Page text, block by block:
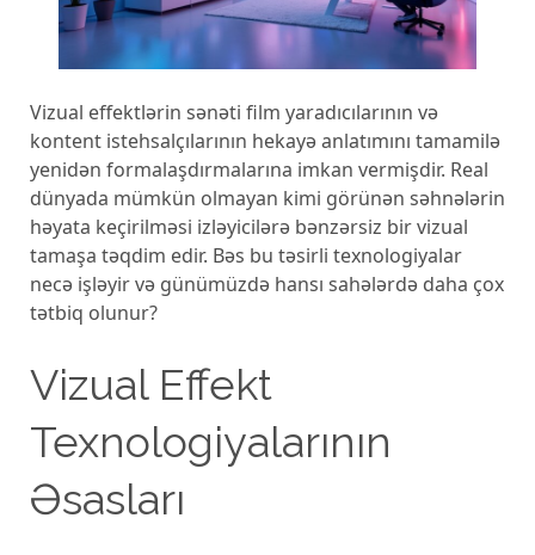
Vizual effektlərin sənəti film yaradıcılarının və
kontent istehsalçılarının hekayə anlatımını tamamilə
yenidən formalaşdırmalarına imkan vermişdir. Real
dünyada mümkün olmayan kimi görünən səhnələrin
həyata keçirilməsi izləyicilərə bənzərsiz bir vizual
tamaşa təqdim edir. Bəs bu təsirli texnologiyalar
necə işləyir və günümüzdə hansı sahələrdə daha çox
tətbiq olunur?
Vizual Effekt
Texnologiyalarının
Əsasları